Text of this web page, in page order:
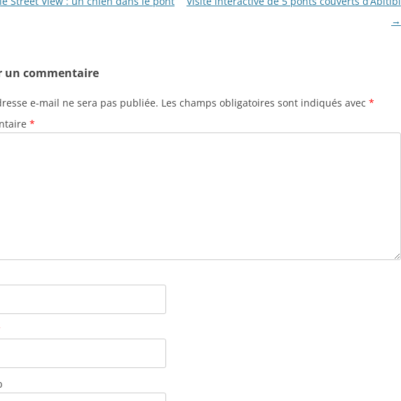
→
un commentaire
e-mail ne sera pas publiée. Les champs obligatoires sont indiqués avec *
*